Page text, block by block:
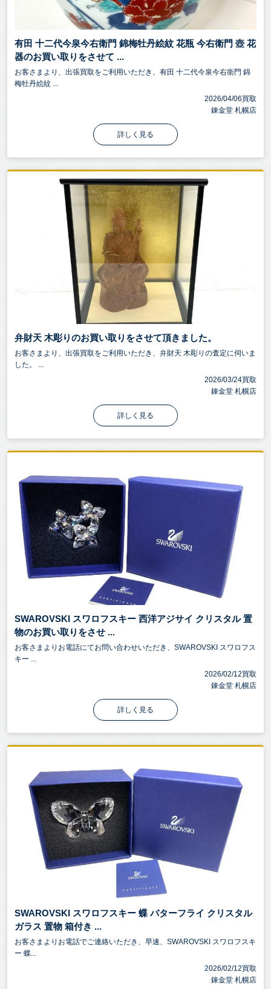
有田 十二代今泉今右衛門 錦梅牡丹絵紋 花瓶 今右衛門 壺 花
器のお買い取りをさせて ...
お客さまより、出張買取をご利用いただき、有田 十二代今泉今右衛門 錦
梅牡丹絵紋 ...
2026/04/06買取
錬金堂 札幌店
詳しく見る
弁財天 木彫りのお買い取りをさせて頂きました。
お客さまより、出張買取をご利用いただき、弁財天 木彫りの査定に伺いま
した。 ...
2026/03/24買取
錬金堂 札幌店
詳しく見る
SWAROVSKI スワロフスキー 西洋アジサイ クリスタル 置
物のお買い取りをさせ ...
お客さまよりお電話にてお問い合わせいただき、SWAROVSKI スワロフス
キー ...
2026/02/12買取
錬金堂 札幌店
詳しく見る
SWAROVSKI スワロフスキー 蝶 バターフライ クリスタル
ガラス 置物 箱付き ...
お客さまよりお電話でご連絡いただき、早速、SWAROVSKI スワロフスキ
ー 蝶...
2026/02/12買取
錬金堂 札幌店